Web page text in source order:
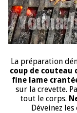
La préparation
coup de couteau
fine lame
sur la crevette.
tout le corps.
Déveinez